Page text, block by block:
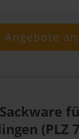
Angebote
(PLZ